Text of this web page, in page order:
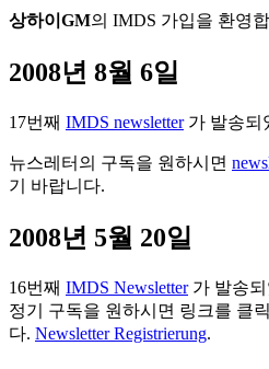
상하이GM의 IMDS 가입을 환영
2008년 8월 6일
17번째 IMDS newsletter 가 발송되
뉴스레터의 구독을 원하시면
기 바랍니다.
2008년 5월 20일
16번째 IMDS Newsletter 가 발송
정기 구독을 원하시면 링크를 클
다. Newsletter Registrierung.